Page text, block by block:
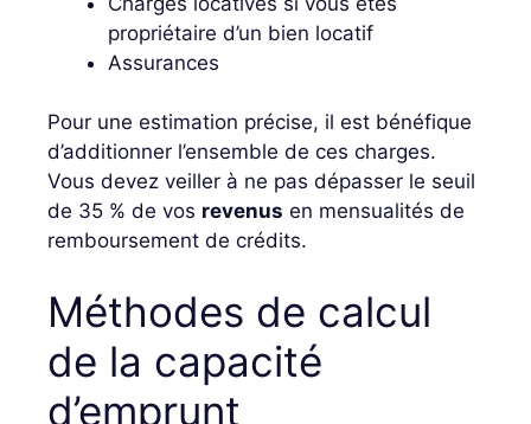
propriétaire d’un bien locatif
Assurances
Pour une estimation précise, il est bénéfique
d’additionner l’ensemble de ces charges.
Vous devez veiller à ne pas dépasser le seuil
de 35 % de vos revenus en mensualités de
remboursement de crédits.
Méthodes de calcul
de la capacité
d’emprunt